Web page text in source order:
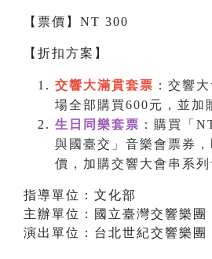
【票價】NT 300
【折扣方案】
交響大滿貫套票 ：交響
場全部購買600元，並加
生日同樂套票 ：購買「
與國臺交」音樂會票券
價，加購交響大會串系列
指導單位：文化部
主辦單位：國立臺灣交響樂團
演出單位：台北世紀交響樂團